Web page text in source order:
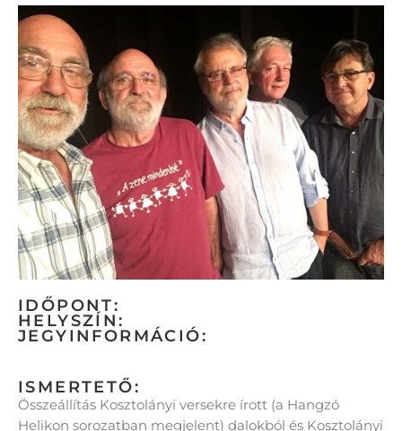
IDŐPONT:
HELYSZÍN:
JEGYINFORMÁCIÓ:
ISMERTETŐ:
Összeállítás Kosztolányi versekre írott (a Hangzó
Helikon sorozatban megjelent) dalokból és Kosztolányi